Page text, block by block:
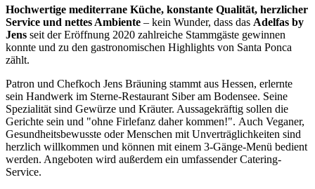
Hochwertige mediterrane Küche, konstante Qualität, herzlicher
Service und nettes Ambiente – kein Wunder, dass das Adelfas by
Jens seit der Eröffnung 2020 zahlreiche Stammgäste gewinnen
konnte und zu den gastronomischen Highlights von Santa Ponca
zählt.
Patron und Chefkoch Jens Bräuning stammt aus Hessen, erlernte
sein Handwerk im Sterne-Restaurant Siber am Bodensee. Seine
Spezialität sind Gewürze und Kräuter. Aussagekräftig sollen die
Gerichte sein und "ohne Firlefanz daher kommen!". Auch Veganer,
Gesundheitsbewusste oder Menschen mit Unverträglichkeiten sind
herzlich willkommen und können mit einem 3-Gänge-Menü bedient
werden. Angeboten wird außerdem ein umfassender Catering-
Service.